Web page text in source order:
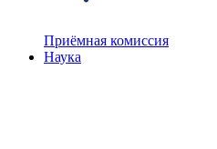
Приёмная комиссия
Наука